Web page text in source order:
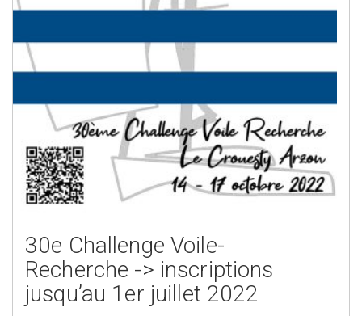
30e Challenge Voile-
Recherche -> inscriptions
jusqu’au 1er juillet 2022